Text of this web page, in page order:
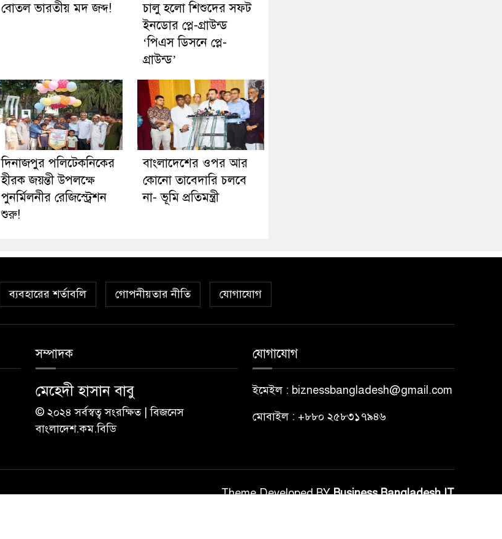
বোতল ভারতীয় মদ জব্দ!
চালু হলো শিশুদের সফট
ইনডোর প্লে-গ্রাউন্ড
‘পিএস ডিসনে প্লে-
গ্রাউন্ড’
দিনাজপুর পলিটেকনিকের
হীরক জয়ন্তী উপলক্ষে
পুনর্মিলনীর রেজিস্ট্রেশন
শুরু!
বাংলাদেশের ওপর আর
কোনো তাবেদারি চলবে
না- ভূমি প্রতিমন্ত্রী
ব্যবহারের শর্তাবলি গোপনীয়তার নীতি যোগাযোগ
সম্পাদক
মেহেদী হাসান বাবু
© ২০২৪ সর্বস্বত্ব সংরক্ষিত | বিজনেস
বাংলাদেশ.কম.বিডি
যোগাযোগ
ইমেইল : biznessbangladesh@gmail.com
মোবাইল : +৮৮০ ২৫৮৩১৭৯৪৬
Theme Developed BYBusiness Bangladesh IT